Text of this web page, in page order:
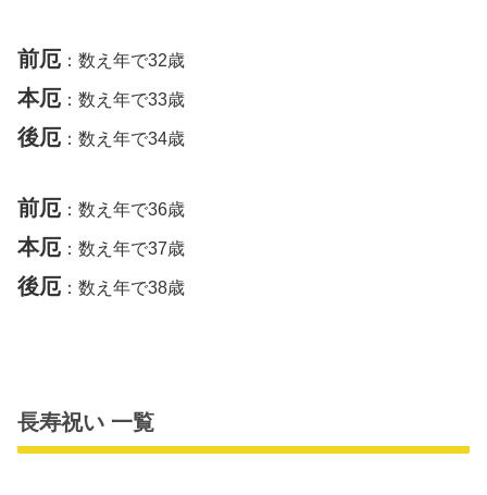
前厄 ：数え年で32歳
本厄 ：数え年で33歳
後厄 ：数え年で34歳
前厄 ：数え年で36歳
本厄 ：数え年で37歳
後厄 ：数え年で38歳
長寿祝い 一覧